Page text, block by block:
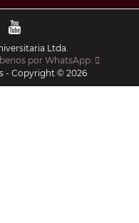
Ltda.
por WhatsApp:
- Copyright © 2026